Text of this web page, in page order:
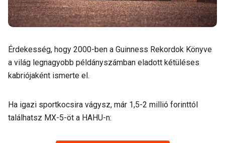
Érdekesség, hogy 2000-ben a Guinness Rekordok Könyve
a világ legnagyobb példányszámban eladott kétüléses
kabriójaként ismerte el.
Ha igazi sportkocsira vágysz, már 1,5-2 millió forinttól
találhatsz MX-5-öt a HAHU-n: